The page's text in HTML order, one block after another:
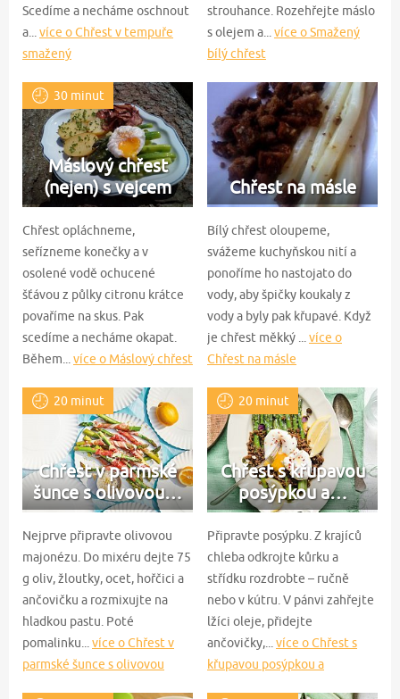
Scedíme a necháme oschnout
a... více o Chřest v tempuře
smažený
strouhance. Rozehřejte máslo
s olejem a... více o Smažený
bílý chřest
30 minut
Máslový chřest
(nejen) s vejcem
Chřest opláchneme,
seřízneme konečky a v
osolené vodě ochucené
šťávou z půlky citronu krátce
povaříme na skus. Pak
scedíme a necháme okapat.
Během... více o Máslový chřest
Chřest na másle
Bílý chřest oloupeme,
svážeme kuchyňskou nití a
ponoříme ho nastojato do
vody, aby špičky koukaly z
vody a byly pak křupavé. Když
je chřest měkký ... více o
Chřest na másle
20 minut
Chřest v parmské
šunce s olivovou…
Nejprve připravte olivovou
majonézu. Do mixéru dejte 75
g oliv, žloutky, ocet, hořčici a
ančovičku a rozmixujte na
hladkou pastu. Poté
pomalinku... více o Chřest v
parmské šunce s olivovou
20 minut
Chřest s křupavou
posýpkou a…
Připravte posýpku. Z krajíců
chleba odkrojte kůrku a
střídku rozdrobte – ručně
nebo v kútru. V pánvi zahřejte
lžíci oleje, přidejte
ančovičky,... více o Chřest s
křupavou posýpkou a